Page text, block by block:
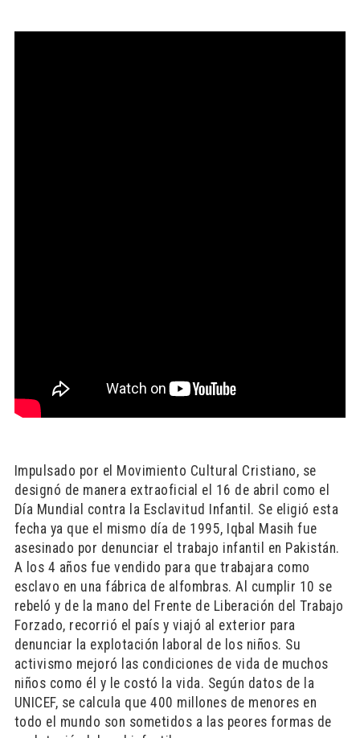
Impulsado por el Movimiento Cultural Cristiano, se
designó de manera extraoficial el 16 de abril como el
Día Mundial contra la Esclavitud Infantil. Se eligió esta
fecha ya que el mismo día de 1995, Iqbal Masih fue
asesinado por denunciar el trabajo infantil en Pakistán.
A los 4 años fue vendido para que trabajara como
esclavo en una fábrica de alfombras. Al cumplir 10 se
rebeló y de la mano del Frente de Liberación del Trabajo
Forzado, recorrió el país y viajó al exterior para
denunciar la explotación laboral de los niños. Su
activismo mejoró las condiciones de vida de muchos
niños como él y le costó la vida. Según datos de la
UNICEF, se calcula que 400 millones de menores en
todo el mundo son sometidos a las peores formas de